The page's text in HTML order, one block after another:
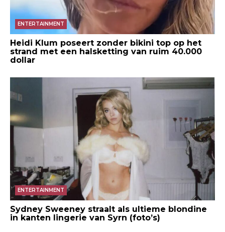
ENTERTAINMENT
Heidi Klum poseert zonder bikini top op het
strand met een halsketting van ruim 40.000
dollar
ENTERTAINMENT
Sydney Sweeney straalt als ultieme blondine
in kanten lingerie van Syrn (foto’s)